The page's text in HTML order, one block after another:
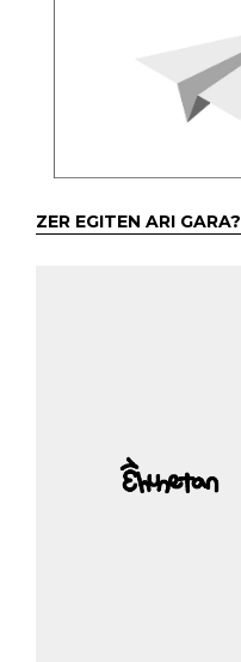
ZER EGITEN ARI GARA?